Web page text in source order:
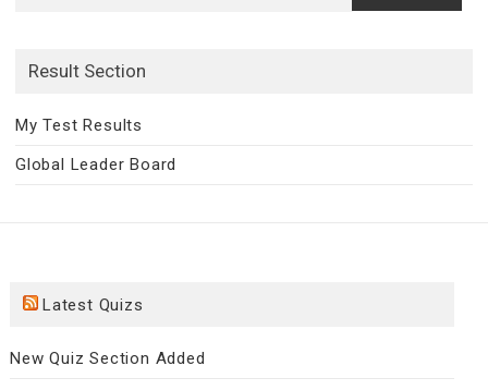
Result Section
My Test Results
Global Leader Board
Latest Quizs
New Quiz Section Added